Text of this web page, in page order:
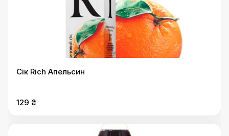
Сік Rich Апельсин
129 ₴